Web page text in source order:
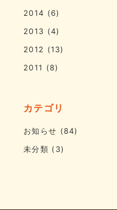
2014 (6)
2013 (4)
2012 (13)
2011 (8)
カテゴリ
お知らせ (84)
未分類 (3)